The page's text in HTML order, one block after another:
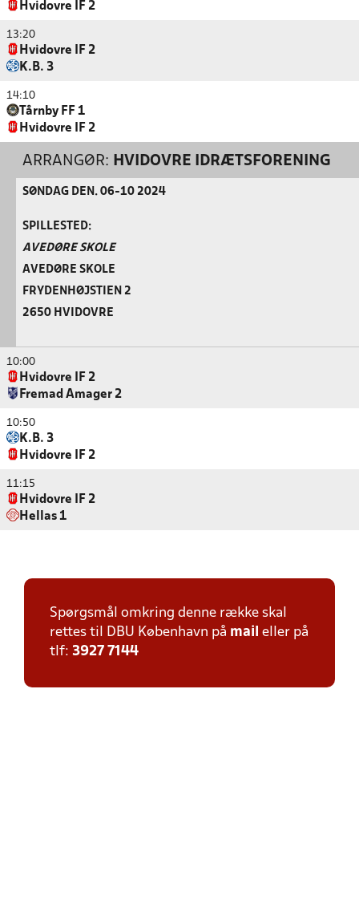
Hvidovre IF 2
13:20
Hvidovre IF 2
K.B. 3
14:10
Tårnby FF 1
Hvidovre IF 2
ARRANGØR: HVIDOVRE IDRÆTSFORENING
SØNDAG DEN. 06-10 2024
SPILLESTED:
AVEDØRE SKOLE
AVEDØRE SKOLE
FRYDENHØJSTIEN 2
2650 HVIDOVRE
10:00
Hvidovre IF 2
Fremad Amager 2
10:50
K.B. 3
Hvidovre IF 2
11:15
Hvidovre IF 2
Hellas 1
Spørgsmål omkring denne række skal
rettes til DBU København på mail eller på
tlf: 3927 7144